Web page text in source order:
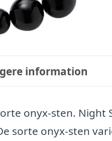
information
onyx-sten. Night
sorte onyx-sten